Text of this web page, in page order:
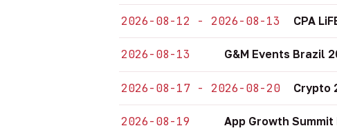
2026-08-12 - 2026-08-13 CPA
2026-08-13 G&M Events Brazil
2026-08-17 - 2026-08-20 Crypto
2026-08-19 App Growth Summit